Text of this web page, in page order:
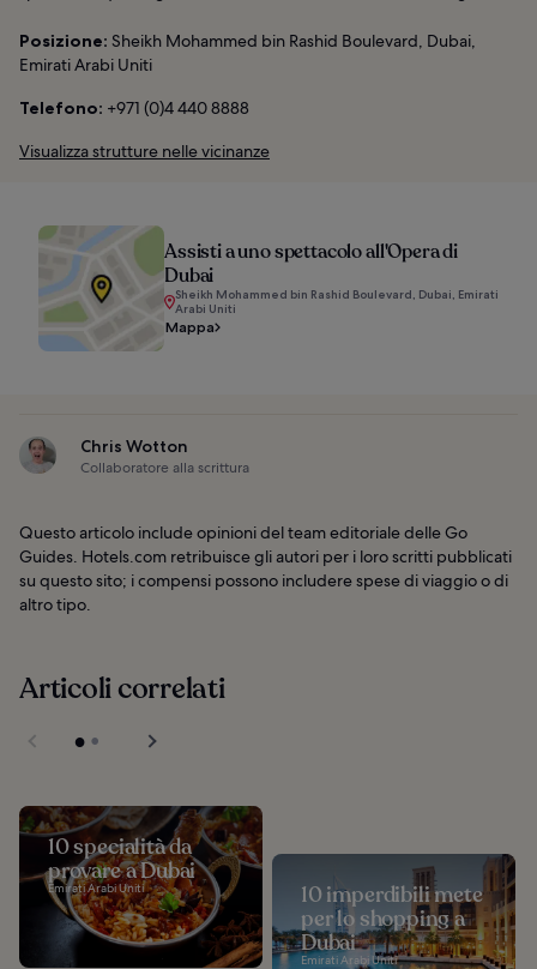
Posizione: Sheikh Mohammed bin Rashid Boulevard, Dubai,
Emirati Arabi Uniti
Telefono: +971 (0)4 440 8888
Visualizza strutture nelle vicinanze
Assisti a uno spettacolo all'Opera di
Dubai
Sheikh Mohammed bin Rashid Boulevard, Dubai, Emirati
Arabi Uniti
Mappa
Chris Wotton
Collaboratore alla scrittura
Questo articolo include opinioni del team editoriale delle Go
Guides. Hotels.com retribuisce gli autori per i loro scritti pubblicati
su questo sito; i compensi possono includere spese di viaggio o di
altro tipo.
Articoli correlati
10 specialità da
provare a Dubai
Emirati Arabi Uniti
10 imperdibili mete
per lo shopping a
Dubai
Emirati Arabi Uniti